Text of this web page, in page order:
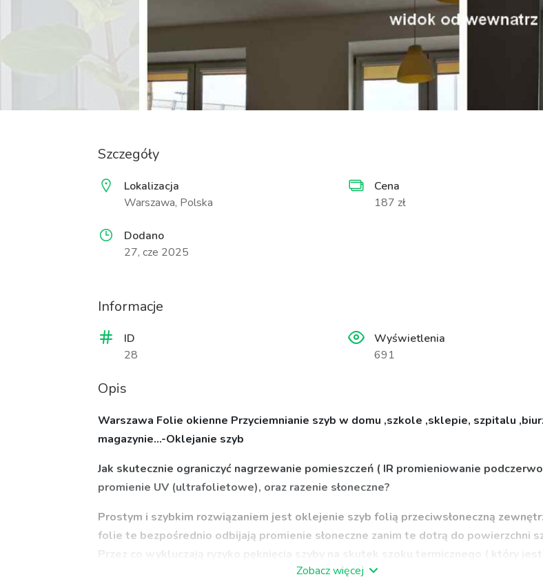
Szczegóły
Lokalizacja
Warszawa, Polska
Cena
187 zł
Dodano
27, cze 2025
Informacje
ID
28
Wyświetlenia
691
Opis
Warszawa Folie okienne Przyciemnianie szyb w domu ,szkole ,sklepie, szpitalu
magazynie...-Oklejanie szyb
Jak skutecznie ograniczyć nagrzewanie pomieszczeń ( IR promieniowanie
promienie UV (ultrafolietowe), oraz razenie słoneczne?
Prostym i szybkim rozwiązaniem jest oklejenie szyb folią przeciwsłoneczną
folie te bezpośrednio odbijają promienie słoneczne zanim te dotrą do powierzchni
Przez co wykluczają ryzyko pęknięcia szyby na skutek szoku termicznego ( który jest
możliwy przy foliach wewnętrznych). Folie te redukują nagrzewanie, ograniczają
Zobacz więcej